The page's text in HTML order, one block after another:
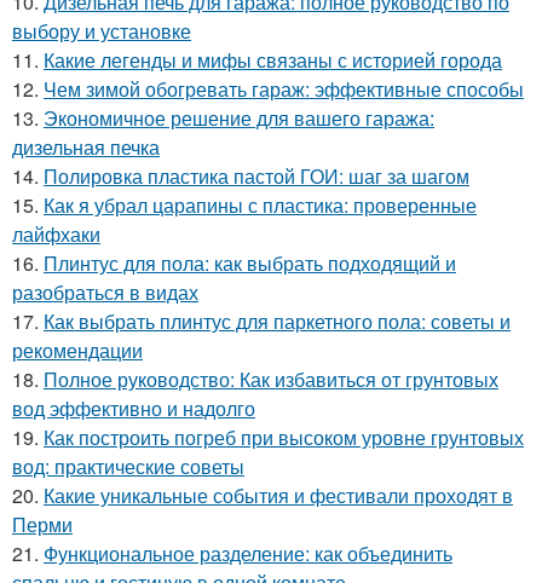
выбору и установке
11. Какие легенды и мифы связаны с историей города
12. Чем зимой обогревать гараж: эффективные способы
13. Экономичное решение для вашего гаража:
дизельная печка
14. Полировка пластика пастой ГОИ: шаг за шагом
15. Как я убрал царапины с пластика: проверенные
лайфхаки
16. Плинтус для пола: как выбрать подходящий и
разобраться в видах
17. Как выбрать плинтус для паркетного пола: советы и
рекомендации
18. Полное руководство: Как избавиться от грунтовых
вод эффективно и надолго
19. Как построить погреб при высоком уровне грунтовых
вод: практические советы
20. Какие уникальные события и фестивали проходят в
Перми
21. Функциональное разделение: как объединить